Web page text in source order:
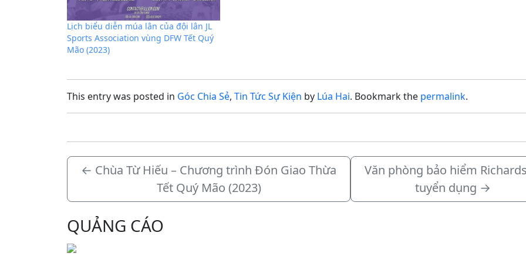
Lịch biểu diễn múa lân của đội lân JL
Sports Association vùng DFW Tết Quý
Mão (2023)
This entry was posted in Góc Chia Sẻ, Tin Tức Sự Kiện by Lúa Hai. Bookmark the permalink.
← Chùa Từ Hiếu – Chương trình Đón Giao Thừa
Tết Quý Mão (2023)
Văn phòng bảo hiểm
tuyển dụng →
QUẢNG CÁO